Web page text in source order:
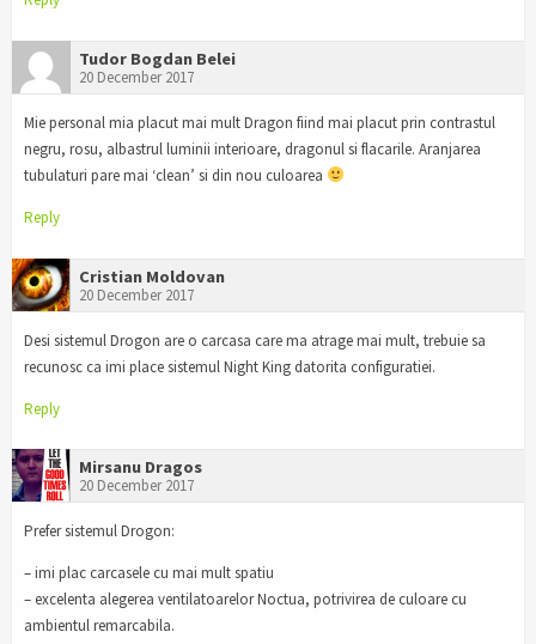
Tudor Bogdan Belei
20 December 2017
Mie personal mia placut mai mult Dragon fiind mai placut prin contrastul
negru, rosu, albastrul luminii interioare, dragonul si flacarile. Aranjarea
tubulaturi pare mai ‘clean’ si din nou culoarea
Reply
Cristian Moldovan
20 December 2017
Desi sistemul Drogon are o carcasa care ma atrage mai mult, trebuie sa
recunosc ca imi place sistemul Night King datorita configuratiei.
Reply
Mirsanu Dragos
20 December 2017
Prefer sistemul Drogon:
– imi plac carcasele cu mai mult spatiu
– excelenta alegerea ventilatoarelor Noctua, potrivirea de culoare cu
ambientul remarcabila.